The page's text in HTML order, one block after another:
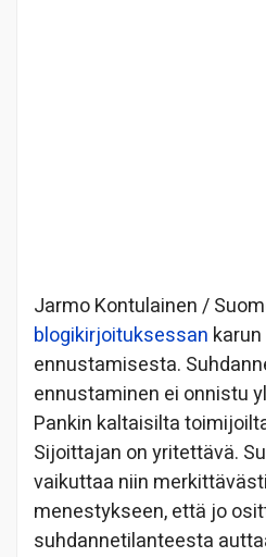
Jarmo Kontulainen /
blogikirjoituksessan
ennustamisesta.
ennustaminen ei onnistu
Pankin kaltaisilta
Sijoittajan on yritettävä.
vaikuttaa niin
menestykseen, että jo
suhdannetilanteesta